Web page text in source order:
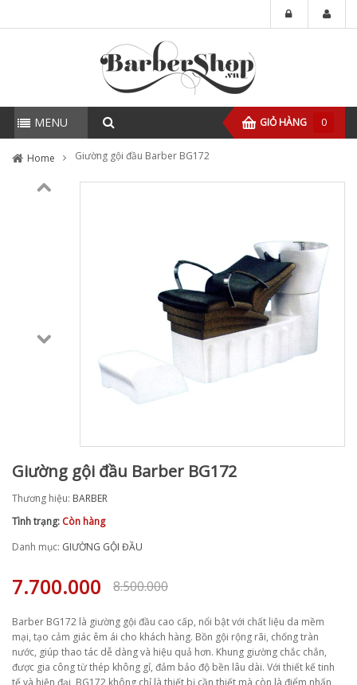
MENU GIỎ HÀNG 0
Home Giường gội đầu Barber BG172
Giường gội đầu Barber BG172
Thương hiệu: BARBER
Tình trạng: Còn hàng
Danh mục: GIƯỜNG GỘI ĐẦU
8.500.000
7.700.000
Barber BG172 là giường gội đầu cao cấp, nổi bật với chất liệu da mềm
mại, tạo cảm giác êm ái cho khách hàng. Bồn gội rộng rãi, chống tràn
nước, giúp thao tác dễ dàng và hiệu quả hơn. Khung giường chắc chắn,
được gia công từ thép không gỉ, đảm bảo độ bền lâu dài. Với thiết kế tinh
tế và hiện đại, BG172 không chỉ là thiết bị cần thiết mà còn là điểm nhấn